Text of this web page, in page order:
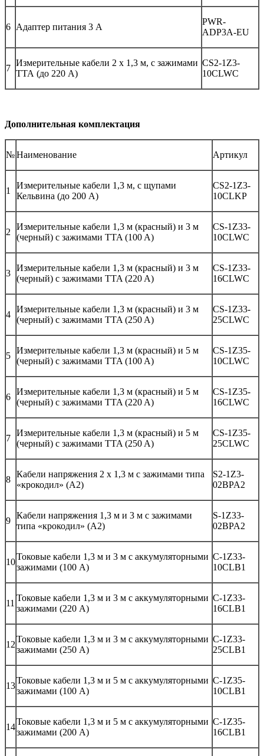
6 Адаптер питания 3 А
PWR-
ADP3A-EU
7
Измерительные кабели 2 х 1,3 м, с зажимами
ТТА (до 220 А)
CS2-1Z3-
10CLWC
Дополнительная комплектация
№Наименование Артикул
1
Измерительные кабели 1,3 м, с щупами
Кельвина (до 200 А)
CS2-1Z3-
10CLKP
2
Измерительные кабели 1,3 м (красный) и 3 м
(черный) с зажимами TTA (100 A)
CS-1Z33-
10CLWC
3
Измерительные кабели 1,3 м (красный) и 3 м
(черный) с зажимами TTA (220 A)
CS-1Z33-
16CLWC
4
Измерительные кабели 1,3 м (красный) и 3 м
(черный) с зажимами TTA (250 A)
CS-1Z33-
25CLWC
5
Измерительные кабели 1,3 м (красный) и 5 м
(черный) с зажимами TTA (100 A)
CS-1Z35-
10CLWC
6
Измерительные кабели 1,3 м (красный) и 5 м
(черный) с зажимами TTA (220 A)
CS-1Z35-
16CLWC
7
Измерительные кабели 1,3 м (красный) и 5 м
(черный) с зажимами TTA (250 A)
CS-1Z35-
25CLWC
8
Кабели напряжения 2 x 1,3 м с зажимами типа
«крокодил» (A2)
S2-1Z3-
02BPA2
9
Кабели напряжения 1,3 м и 3 м с зажимами
типа «крокодил» (A2)
S-1Z33-
02BPA2
10
Токовые кабели 1,3 м и 3 м с аккумуляторными
зажимами (100 A)
C-1Z33-
10CLB1
11
Токовые кабели 1,3 м и 3 м с аккумуляторными
зажимами (220 A)
C-1Z33-
16CLB1
12
Токовые кабели 1,3 м и 3 м с аккумуляторными
зажимами (250 A)
C-1Z33-
25CLB1
13
Токовые кабели 1,3 м и 5 м с аккумуляторными
зажимами (100 A)
C-1Z35-
10CLB1
14
Токовые кабели 1,3 м и 5 м с аккумуляторными
зажимами (200 A)
C-1Z35-
16CLB1